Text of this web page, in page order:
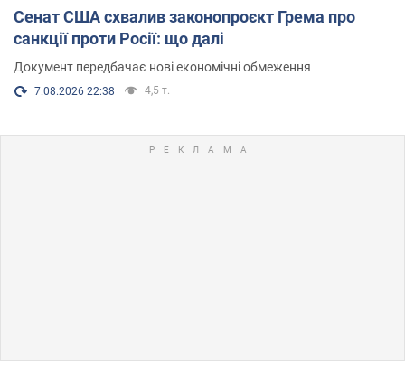
Сенат США схвалив законопроєкт Грема про
санкції проти Росії: що далі
Документ передбачає нові економічні обмеження
7.08.2026 22:38 4,5 т.